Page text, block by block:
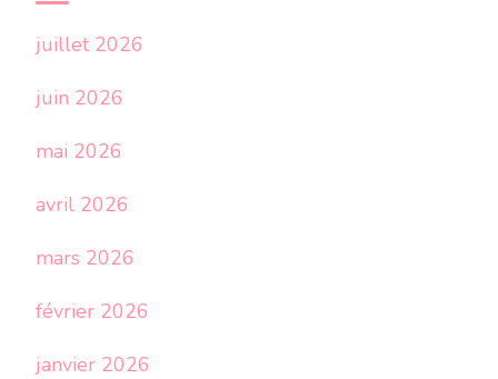
juillet 2026
juin 2026
mai 2026
avril 2026
mars 2026
février 2026
janvier 2026